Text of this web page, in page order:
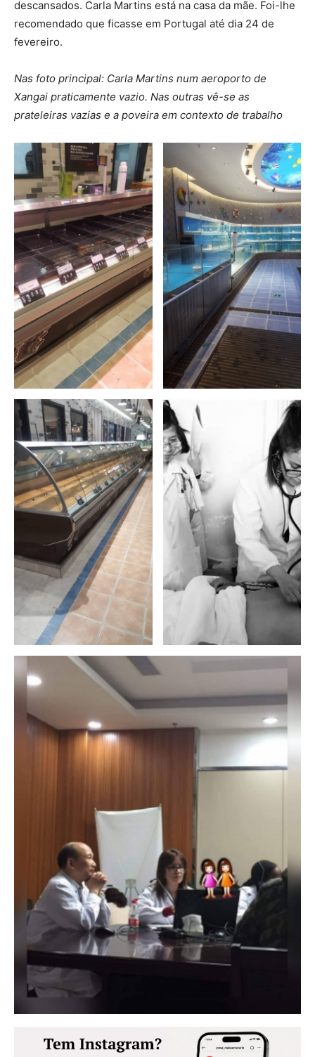
descansados. Carla Martins está na casa da mãe. Foi-lhe
recomendado que ficasse em Portugal até dia 24 de
fevereiro.
Nas foto principal: Carla Martins num aeroporto de
Xangai praticamente vazio. Nas outras vê-se as
prateleiras vazias e a poveira em contexto de trabalho